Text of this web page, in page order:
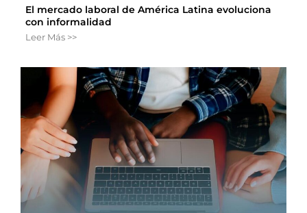
El mercado laboral de América Latina evoluciona
con informalidad
Leer Más >>